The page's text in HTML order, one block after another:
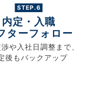
STEP.6
内定・入職
ターフォロー
や入社日調整まで、
後もバックアップ